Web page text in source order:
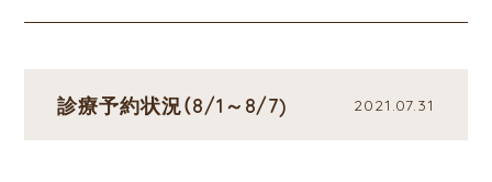
診療予約状況（8/1～8/7) 2021.07.31